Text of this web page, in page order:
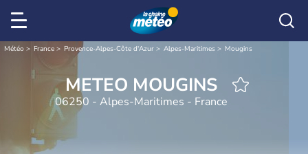
Météo France Provence-Alpes-Côte d'Azur Alpes-Maritimes Mougins
METEO MOUGINS
06250 - Alpes-Maritimes - France